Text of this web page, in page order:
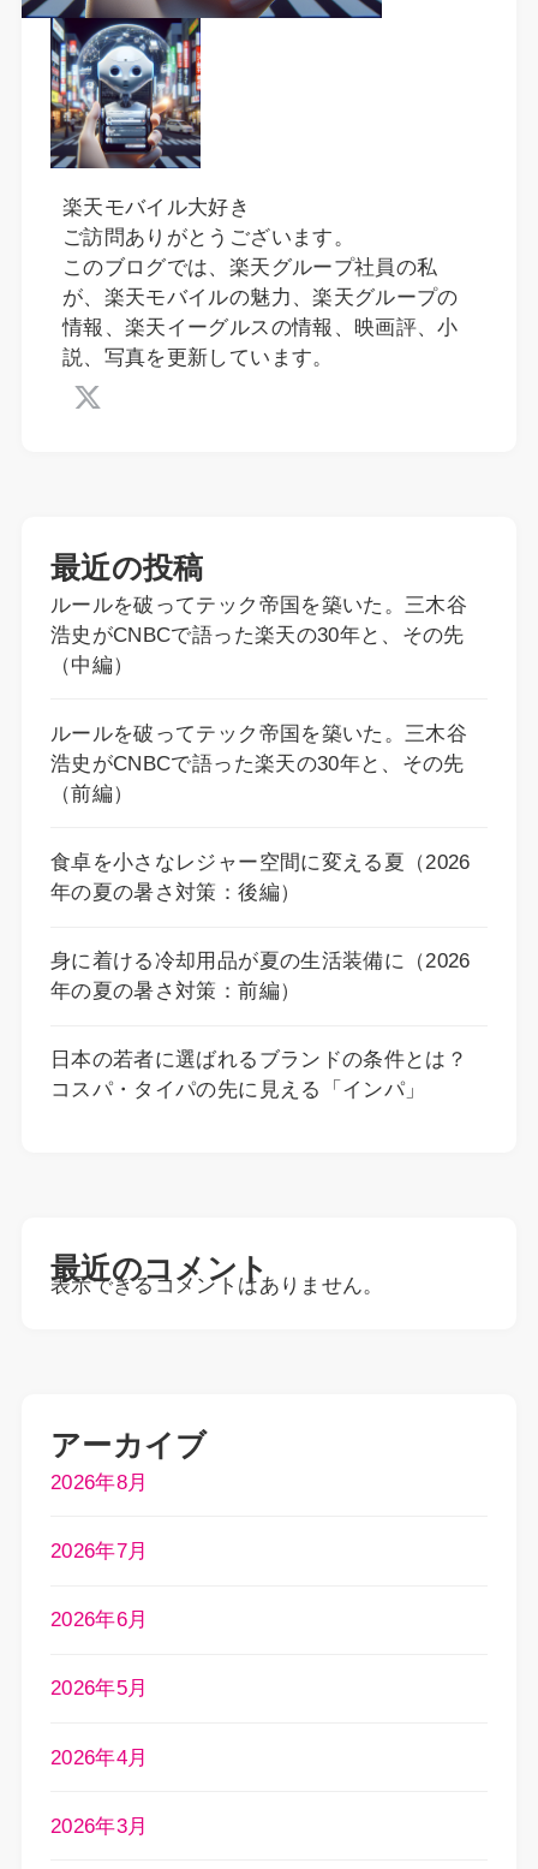
楽天モバイル大好き
ご訪問ありがとうございます。
このブログでは、楽天グループ社員の私
が、楽天モバイルの魅力、楽天グループの
情報、楽天イーグルスの情報、映画評、小
説、写真を更新しています。
最近の投稿
ルールを破ってテック帝国を築いた。三木谷
浩史がCNBCで語った楽天の30年と、その先
（中編）
ルールを破ってテック帝国を築いた。三木谷
浩史がCNBCで語った楽天の30年と、その先
（前編）
食卓を小さなレジャー空間に変える夏（2026
年の夏の暑さ対策：後編）
身に着ける冷却用品が夏の生活装備に（2026
年の夏の暑さ対策：前編）
日本の若者に選ばれるブランドの条件とは？
コスパ・タイパの先に見える「インパ」
最近のコメント
表示できるコメントはありません。
アーカイブ
2026年8月
2026年7月
2026年6月
2026年5月
2026年4月
2026年3月